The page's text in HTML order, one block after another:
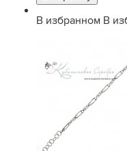
В избранном В